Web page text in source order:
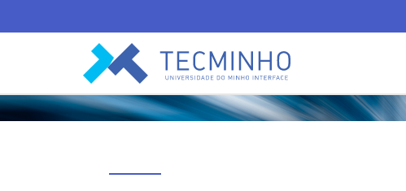
TECMINHO